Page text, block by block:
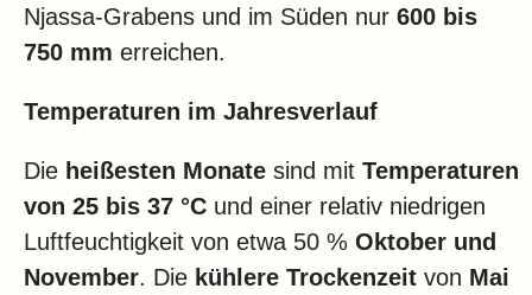
Njassa-Grabens und im Süden nur 600 bis
750 mm erreichen.
Temperaturen im Jahresverlauf
Die heißesten Monate sind mit Temperaturen
von 25 bis 37 °C und einer relativ niedrigen
Luftfeuchtigkeit von etwa 50 % Oktober und
November. Die kühlere Trockenzeit von Mai